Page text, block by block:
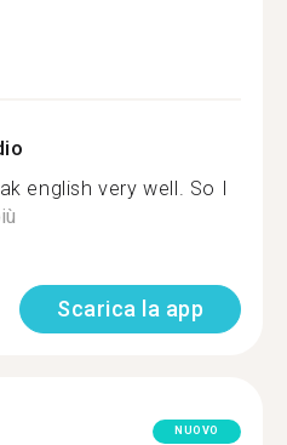
english very well. So I
Scarica la app
NUOVO